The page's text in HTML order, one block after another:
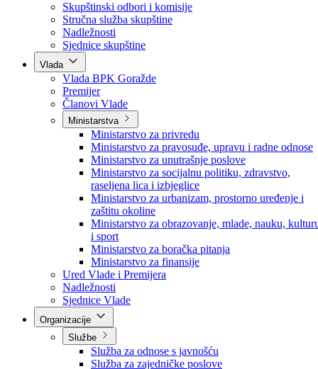
Poslanici po strankama
Poslanici po klubovima naroda
Kolegij skupštine
Skupštinski odbori i komisije
Stručna služba skupštine
Nadležnosti
Sjednice skupštine
Vlada
Vlada BPK Goražde
Premijer
Članovi Vlade
Ministarstva
Ministarstvo za privredu
Ministarstvo za pravosuđe, upravu i radne odnose
Ministarstvo za unutrašnje poslove
Ministarstvo za socijalnu politiku, zdravstvo,
raseljena lica i izbjeglice
Ministarstvo za urbanizam, prostorno uređenje i
zaštitu okoline
Ministarstvo za obrazovanje, mlade, nauku,
i sport
Ministarstvo za boračka pitanja
Ministarstvo za finansije
Ured Vlade i Premijera
Nadležnosti
Sjednice Vlade